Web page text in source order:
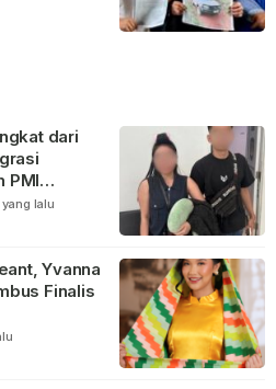
dari
PMI
yang lalu
Yvanna
Finalis